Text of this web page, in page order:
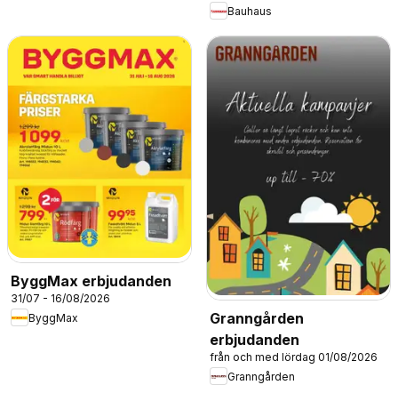
Bauhaus
ByggMax erbjudanden
31/07 - 16/08/2026
ByggMax
Granngården
erbjudanden
från och med lördag 01/08/2026
Granngården